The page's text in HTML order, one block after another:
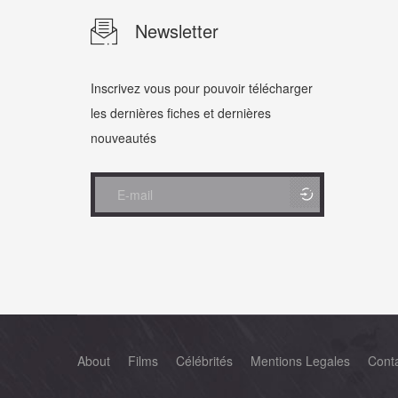
Newsletter
Inscrivez vous pour pouvoir télécharger
les dernières fiches et dernières
nouveautés
About Films Célébrités Mentions Legales